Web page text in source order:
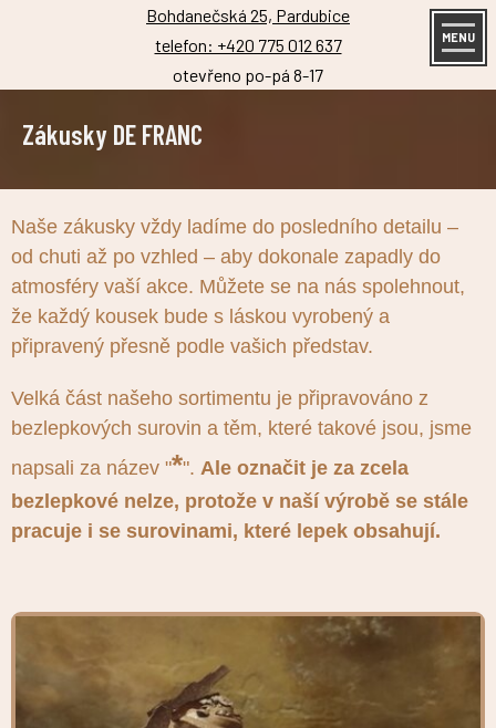
MENU
Bohdanečská 25, Pardubice
telefon: +420 775 012 637
otevřeno po-pá 8-17
Zákusky DE FRANC
Naše zákusky vždy ladíme do posledního detailu –
od chuti až po vzhled – aby dokonale zapadly do
atmosféry vaší akce. Můžete se na nás spolehnout,
že každý kousek bude s láskou vyrobený a
připravený přesně podle vašich představ.
Velká část našeho sortimentu je připravováno z
bezlepkových surovin a těm, které takové jsou, jsme
napsali za název "*". Ale označit je za zcela
bezlepkové nelze, protože v naší výrobě se stále
pracuje i se surovinami, které lepek obsahují.